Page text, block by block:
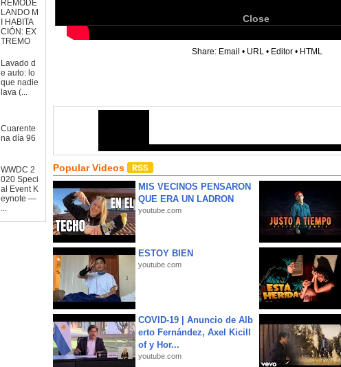
REMODE
LANDO M
I HABITA
CIÓN: EX
TREMO
Lavado d
e auto: lo
que nadie
lava (...
Cuarente
na día 96
WWDC 2
020 Speci
al Event K
eynote —
...
Close
Share: Email • URL • Editor • HTML
Popular Videos
MIS VECINOS PENSARON
QUE ERA UN LADRON
youtube.com
ESTOY BIEN
youtube.com
COVID-19 | Anuncio de Alb
erto Fernández, Axel Kicill
of y Hor...
youtube.com